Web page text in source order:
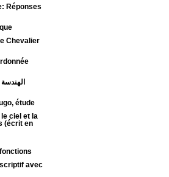
Réponses
Chevalier
étude
ciel et la
(écrit en
avec